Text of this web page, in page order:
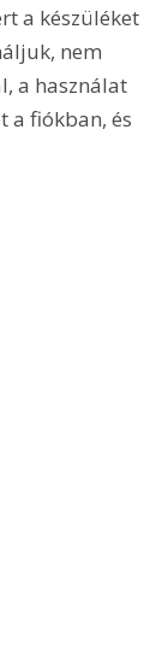
a készüléket
nem
a használat
a fiókban, és